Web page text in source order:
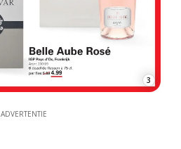
3
ADVERTENTIE